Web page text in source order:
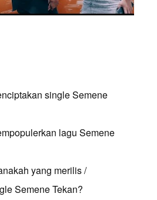
single Semene
lagu Semene
yang merilis /
Semene Tekan?